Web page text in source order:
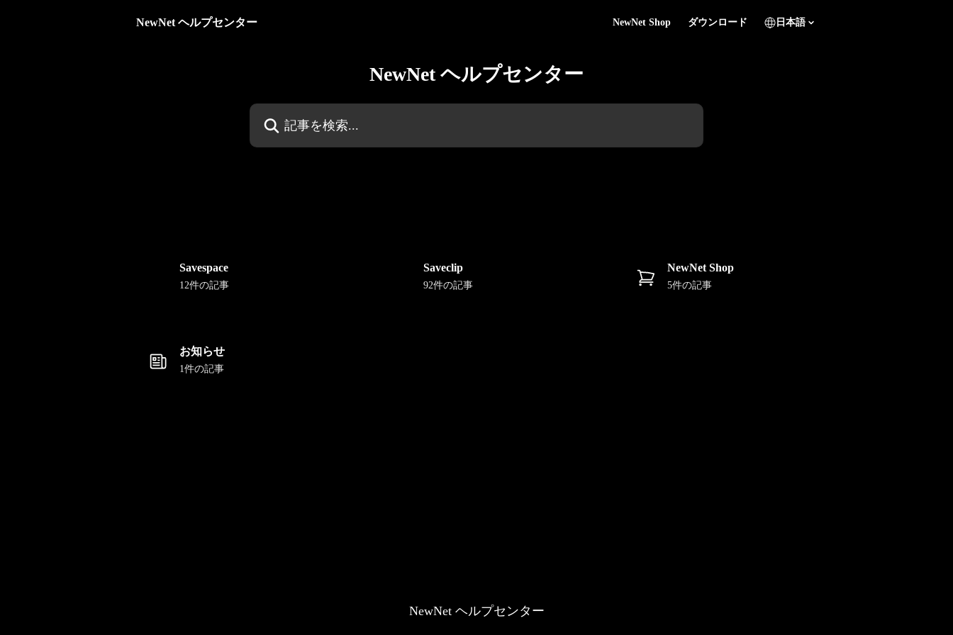
NewNet ヘルプセンター
NewNet Shop ダウンロード 日本語
NewNet ヘルプセンター
記事を検索...
Savespace
12件の記事
Saveclip
92件の記事
NewNet Shop
5件の記事
お知らせ
1件の記事
NewNet ヘルプセンター